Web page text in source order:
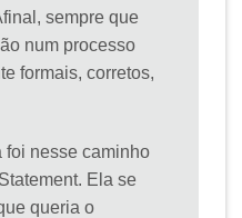
sempre que
num processo
formais, corretos,
foi nesse caminho
Ela se
queria o